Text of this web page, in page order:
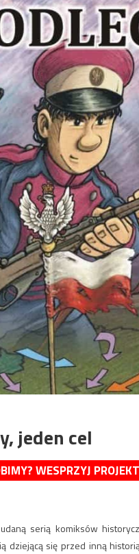
jeden cel
WESPRZYJ
serią komiksów
się przed inną